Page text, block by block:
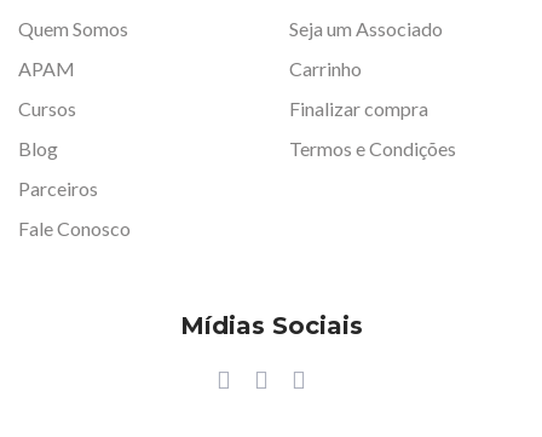
Quem Somos
APAM
Cursos
Blog
Parceiros
Fale Conosco
Seja um Associado
Carrinho
Finalizar compra
Termos e Condições
Mídias Sociais